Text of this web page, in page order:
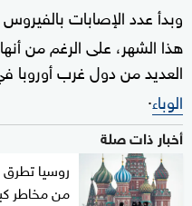
وبدأ عدد الإصابات
هذا الشهر، على الرغم من
العديد من دول غرب أوروبا
الوباء.
أخبار ذات صلة
روسيا تطرق
من مخاطر